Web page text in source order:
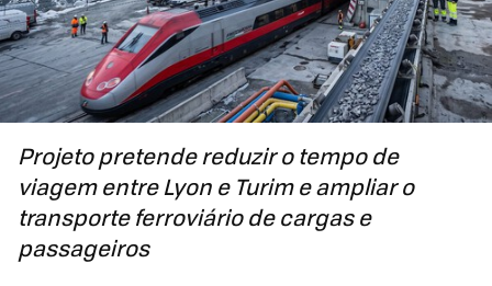
Projeto pretende reduzir o tempo de
viagem entre Lyon e Turim e ampliar o
transporte ferroviário de cargas e
passageiros